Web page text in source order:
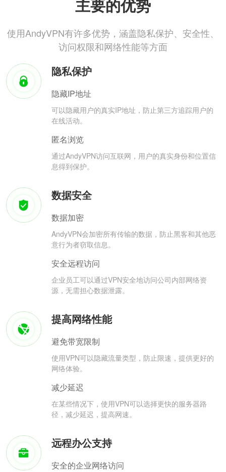
主要的优势
使用AndyVPN有许多优势，涵盖隐私保护、安全性、
访问权限和网络性能等方面
隐私保护
隐藏IP地址
可以隐藏用户的真实IP地址，防止第三方追踪用户的
在线活动。
匿名浏览
通过AndyVPN访问互联网，用户的真实身份和位置信
息得到保护。
数据安全
数据加密
AndyVPN会加密所有传输的数据，防止黑客和其他恶
意行为者窃取信息。
安全远程访问
企业员工可以通过VPN安全地访问公司内部网络资
源，无需担心数据泄露。
提高网络性能
避免带宽限制
使用VPN可以隐藏流量类型，防止限速，提供更好的
网络体验。
减少延迟
在某些情况下，使用VPN可以选择更快的服务器路
径，减少延迟，提高网速。
远程办公支持
安全的企业网络访问